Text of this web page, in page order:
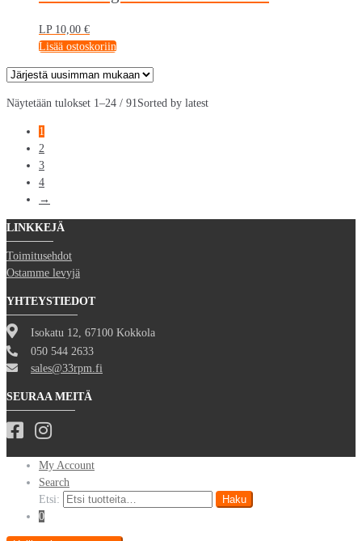
LP 10,00 €
Lisää ostoskoriin
Näytetään tulokset 1–24 / 91Sorted by latest
1
2
3
4
→
LINKKEJÄ
Toimitusehdot
Ostamme levyjä
YHTEYSTIEDOT
Isokatu 12, 67100 Kokkola
050 544 2633
sales@33rpm.fi
SEURAA MEITÄ
My Account
Search
Etsi:
Haku
0